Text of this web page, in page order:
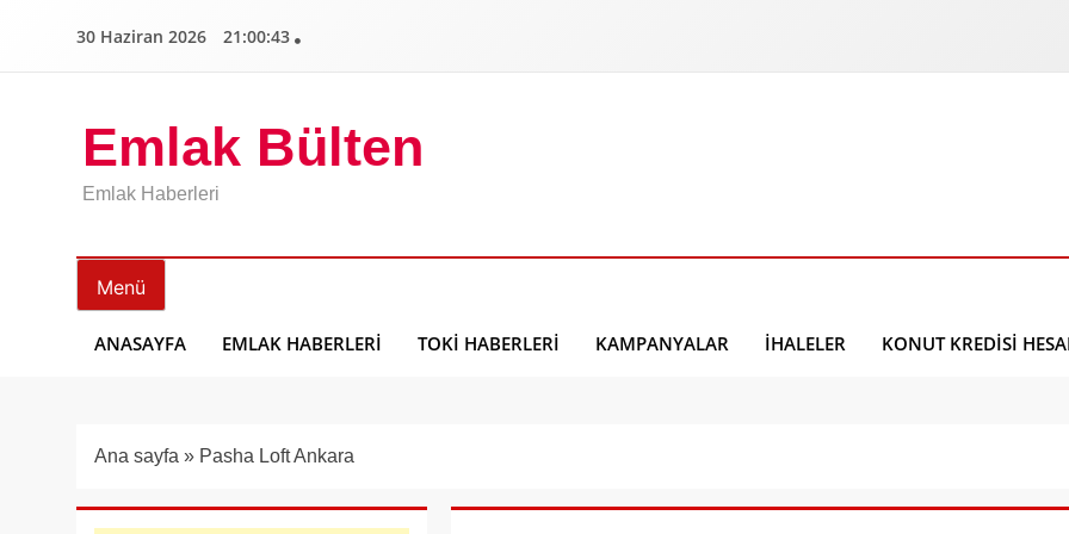
30 Haziran 2026 21:00:44
Emlak Bülten
Emlak Haberleri
Menü
ANASAYFA EMLAK HABERLERI TOKI HABERLERI KAMPANYALAR İHALELER KONUT KREDISI
Ana sayfa » Pasha Loft Ankara